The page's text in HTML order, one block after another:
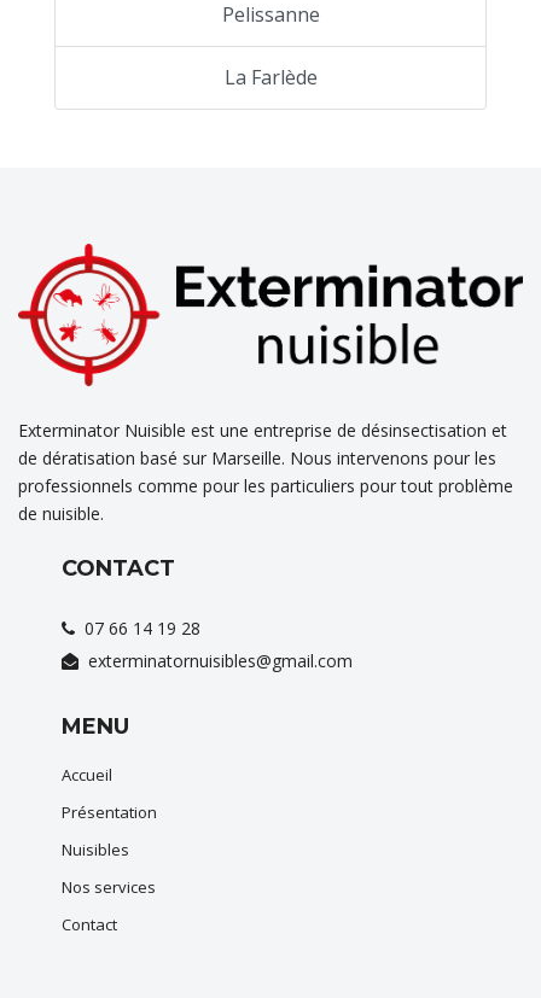
Pelissanne
La Farlède
Exterminator Nuisible est une entreprise de désinsectisation et
de dératisation basé sur Marseille. Nous intervenons pour les
professionnels comme pour les particuliers pour tout problème
de nuisible.
CONTACT
07 66 14 19 28
exterminatornuisibles@gmail.com
MENU
Accueil
Présentation
Nuisibles
Nos services
Contact